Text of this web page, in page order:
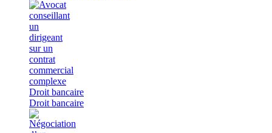
Droit bancaire
Droit bancaire